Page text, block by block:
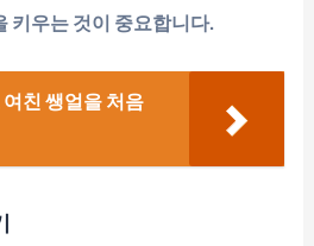
키우는 것이 중요합니다.
친 쌩얼을 처음